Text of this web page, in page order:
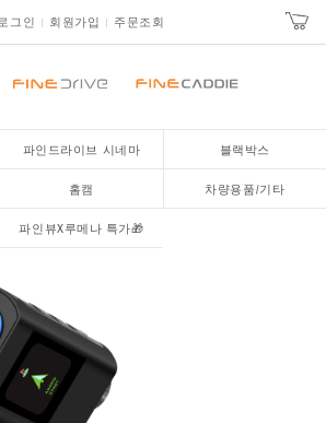
그인 회원가입 주문조회
파인드라이브 시네마 블랙박스
홈캠 차량용품/기타
파인뷰X루메나 특가🎁